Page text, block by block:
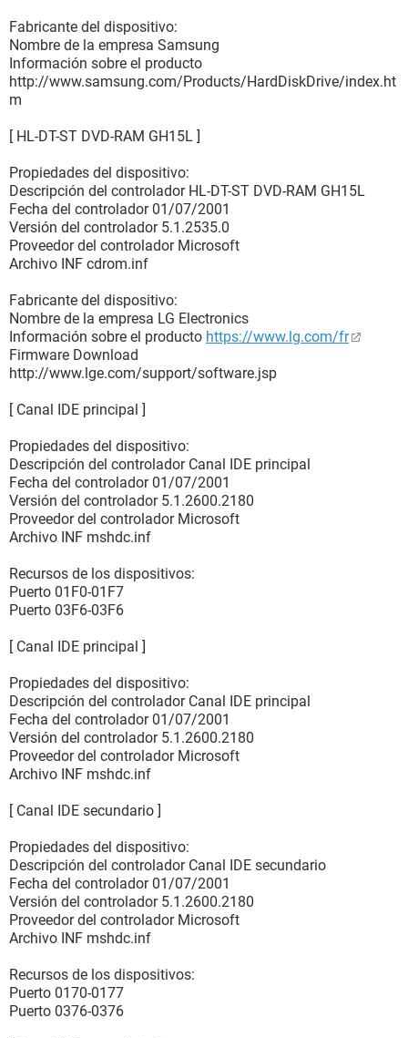
Fabricante del dispositivo:
Nombre de la empresa Samsung
Información sobre el producto
http://www.samsung.com/Products/HardDiskDrive/index.ht
m
[ HL-DT-ST DVD-RAM GH15L ]
Propiedades del dispositivo:
Descripción del controlador HL-DT-ST DVD-RAM GH15L
Fecha del controlador 01/07/2001
Versión del controlador 5.1.2535.0
Proveedor del controlador Microsoft
Archivo INF cdrom.inf
Fabricante del dispositivo:
Nombre de la empresa LG Electronics
Información sobre el producto https://www.lg.com/fr
Firmware Download
http://www.lge.com/support/software.jsp
[ Canal IDE principal ]
Propiedades del dispositivo:
Descripción del controlador Canal IDE principal
Fecha del controlador 01/07/2001
Versión del controlador 5.1.2600.2180
Proveedor del controlador Microsoft
Archivo INF mshdc.inf
Recursos de los dispositivos:
Puerto 01F0-01F7
Puerto 03F6-03F6
[ Canal IDE principal ]
Propiedades del dispositivo:
Descripción del controlador Canal IDE principal
Fecha del controlador 01/07/2001
Versión del controlador 5.1.2600.2180
Proveedor del controlador Microsoft
Archivo INF mshdc.inf
[ Canal IDE secundario ]
Propiedades del dispositivo:
Descripción del controlador Canal IDE secundario
Fecha del controlador 01/07/2001
Versión del controlador 5.1.2600.2180
Proveedor del controlador Microsoft
Archivo INF mshdc.inf
Recursos de los dispositivos:
Puerto 0170-0177
Puerto 0376-0376